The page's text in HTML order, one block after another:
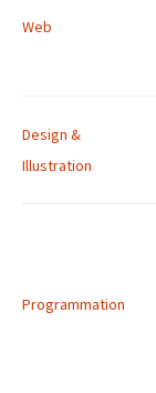
Web
Design &
Illustration
Programmation